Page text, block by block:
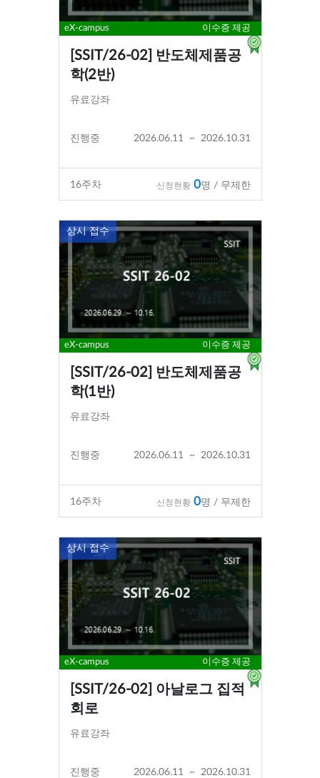
eX-campus 이수증 제공
[SSIT/26-02] 반도체제품공
학(2반)
유료강좌
진행중 2026.06.11 ~ 2026.10.31
16주차 신청현황 0명 / 무제한
상시 접수
eX-campus 이수증 제공
[SSIT/26-02] 반도체제품공
학(1반)
유료강좌
진행중 2026.06.11 ~ 2026.10.31
16주차 신청현황 0명 / 무제한
상시 접수
eX-campus 이수증 제공
[SSIT/26-02] 아날로그 집적
회로
유료강좌
진행중 2026.06.11 ~ 2026.10.31